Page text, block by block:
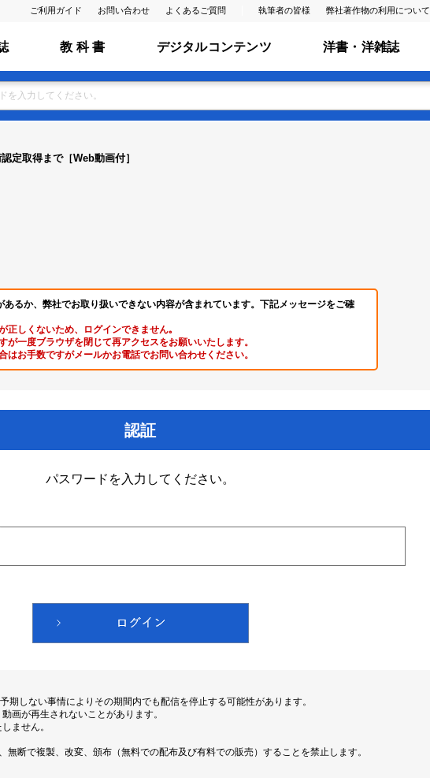
ご利用ガイド お問い合わせ よくあるご質問 執筆者の皆様 弊社著作物の利用について
教 科 書 デジタルコンテンツ 洋書・洋雑誌
定取得まで［Web動画付］
るか、弊社でお取り扱いできない内容が含まれています。下記メッセージをご確
正しくないため、ログインできません｡
が一度ブラウザを閉じて再アクセスをお願いいたします。
はお手数ですがメールかお電話でお問い合わせください。
認証
パスワードを入力してください。
しない事情によりその期間内でも配信を停止する可能性があります。
画が再生されないことがあります。
ません。
断で複製、改変、頒布（無料での配布及び有料での販売）することを禁止します。